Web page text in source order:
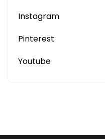
Instagram
Pinterest
Youtube